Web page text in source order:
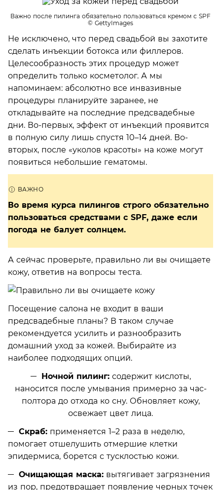
Важно после пилинга обязательно пользоваться кремом с SPF
© GettyImages
Не исключено, что перед свадьбой вы захотите
сделать инъекции ботокса или филлеров.
Целесообразность этих процедур может
определить только косметолог. А мы
напоминаем: абсолютно все инвазивные
процедуры планируйте заранее, не
откладывайте на последние предсвадебные
дни. Во-первых, эффект от инъекций проявится
в полную силу лишь спустя 10–14 дней. Во-
вторых, после «уколов красоты» на коже могут
появиться небольшие гематомы.
Во время курса пилингов строго обязательно
пользоваться средствами с SPF, даже если
погода не балует солнцем.
А сейчас проверьте, правильно ли вы очищаете
кожу, ответив на вопросы теста.
Посещение салона не входит в ваши
предсвадебные планы? В таком случае
рекомендуется усилить и разнообразить
домашний уход за кожей. Выбирайте из
наиболее подходящих опций.
Ночной пилинг:содержит кислоты,
наносится после умывания примерно за час-
полтора до отхода ко сну. Обновляет кожу,
освежает цвет лица.
Скраб: применяется 1–2 раза в неделю,
помогает отшелушить отмершие клетки
эпидермиса, борется с тусклостью кожи.
Очищающая маска: вытягивает загрязнения
из пор, предотвращает появление черных точек